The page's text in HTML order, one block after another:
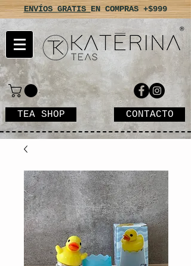
ENVÍOS GRATISEN COMPRAS +$999
TEA SHOP CONTACTO